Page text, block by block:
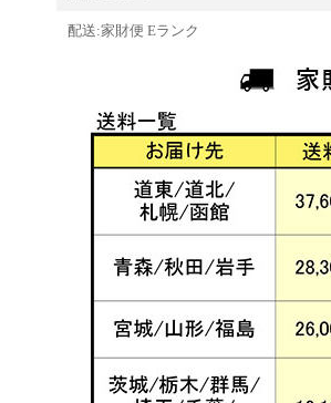
配送:家財便 Eランク